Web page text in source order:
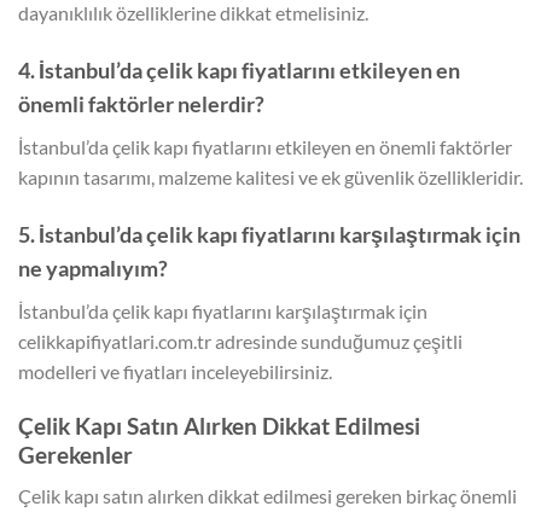
dayanıklılık özelliklerine dikkat etmelisiniz.
4. İstanbul’da çelik kapı fiyatlarını etkileyen en
önemli faktörler nelerdir?
İstanbul’da çelik kapı fiyatlarını etkileyen en önemli faktörler
kapının tasarımı, malzeme kalitesi ve ek güvenlik özellikleridir.
5. İstanbul’da çelik kapı fiyatlarını karşılaştırmak için
ne yapmalıyım?
İstanbul’da çelik kapı fiyatlarını karşılaştırmak için
celikkapifiyatlari.com.tr adresinde sunduğumuz çeşitli
modelleri ve fiyatları inceleyebilirsiniz.
Çelik Kapı Satın Alırken Dikkat Edilmesi
Gerekenler
Çelik kapı satın alırken dikkat edilmesi gereken birkaç önemli